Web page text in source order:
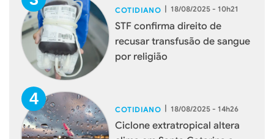
COTIDIANO | 18/08/2025 - 10h21
STF confirma direito de
recusar transfusão de sangue
por religião
COTIDIANO | 18/08/2025 - 14h26
Ciclone extratropical altera